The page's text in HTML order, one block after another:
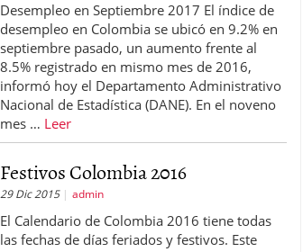
Desempleo en Septiembre 2017 El índice de
desempleo en Colombia se ubicó en 9.2% en
septiembre pasado, un aumento frente al
8.5% registrado en mismo mes de 2016,
informó hoy el Departamento Administrativo
Nacional de Estadística (DANE). En el noveno
mes … Leer
Festivos Colombia 2016
29 Dic 2015 admin
El Calendario de Colombia 2016 tiene todas
las fechas de días feriados y festivos. Este